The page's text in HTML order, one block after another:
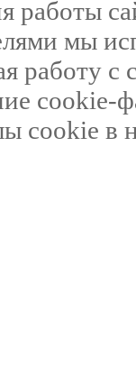
работы
мы
работу с
cookie-
cookie в